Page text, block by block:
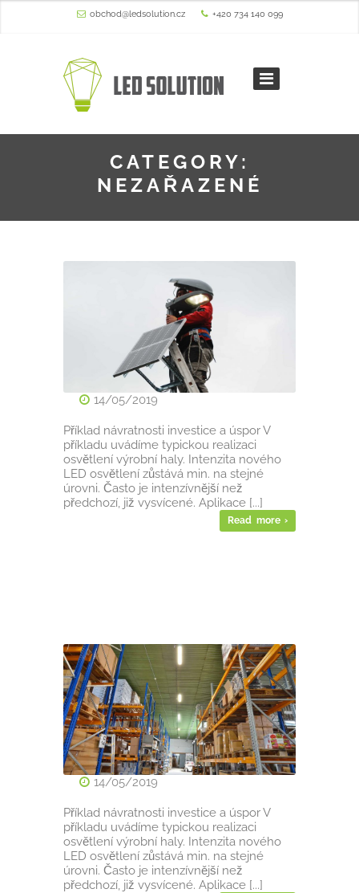
obchod@ledsolution.cz +420 734 140 099
CATEGORY:
NEZAŘAZENÉ
14/05/2019
Příklad návratnosti investice a úspor V
příkladu uvádíme typickou realizaci
osvětlení výrobní haly. Intenzita nového
LED osvětlení zůstává min. na stejné
úrovni. Často je intenzívnější než
předchozí, již vysvícené. Aplikace [...]
Read more ›
14/05/2019
Příklad návratnosti investice a úspor V
příkladu uvádíme typickou realizaci
osvětlení výrobní haly. Intenzita nového
LED osvětlení zůstává min. na stejné
úrovni. Často je intenzívnější než
předchozí, již vysvícené. Aplikace [...]